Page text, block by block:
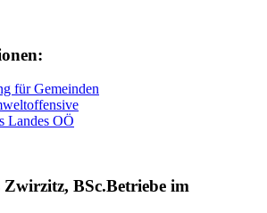
für Gemeinden
Landes OÖ
Zwirzitz, BSc.Betriebe im